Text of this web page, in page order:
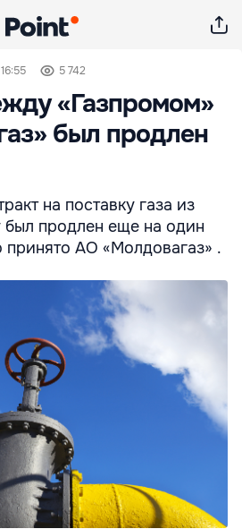
5 742
«Газпромом»
был продлен
на поставку газа из
продлен еще на один
АО «Молдовагаз» .